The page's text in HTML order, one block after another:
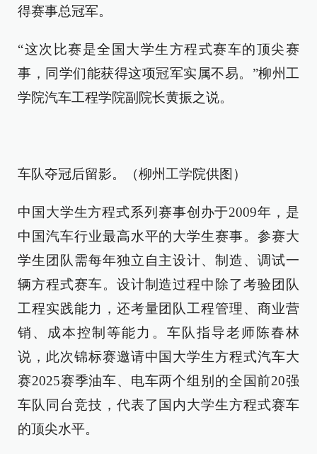
得赛事总冠军。
“这次比赛是全国大学生方程式赛车的顶尖赛
事，同学们能获得这项冠军实属不易。”柳州工
学院汽车工程学院副院长黄振之说。
车队夺冠后留影。（柳州工学院供图）
中国大学生方程式系列赛事创办于2009年，是
中国汽车行业最高水平的大学生赛事。参赛大
学生团队需每年独立自主设计、制造、调试一
辆方程式赛车。设计制造过程中除了考验团队
工程实践能力，还考量团队工程管理、商业营
销、成本控制等能力。车队指导老师陈春林
说，此次锦标赛邀请中国大学生方程式汽车大
赛2025赛季油车、电车两个组别的全国前20强
车队同台竞技，代表了国内大学生方程式赛车
的顶尖水平。